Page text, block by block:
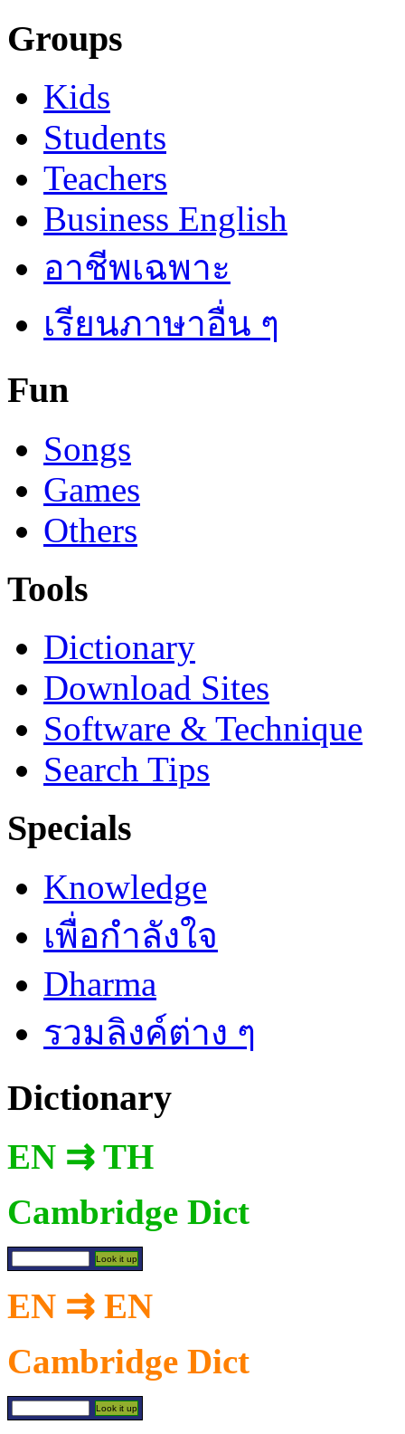
Groups
Kids
Students
Teachers
Business English
อาชีพเฉพาะ
เรียนภาษาอื่น ๆ
Fun
Songs
Games
Others
Tools
Dictionary
Download Sites
Software & Technique
Search Tips
Specials
Knowledge
เพื่อกำลังใจ
Dharma
รวมลิงค์ต่าง ๆ
Dictionary
EN ⇉ TH
Cambridge Dict
EN ⇉ EN
Cambridge Dict